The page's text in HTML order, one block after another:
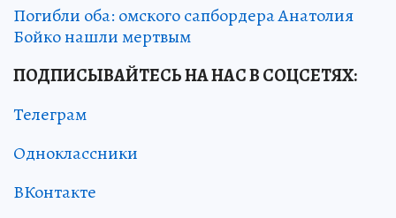
Погибли оба: омского сапбордера Анатолия
Бойко нашли мертвым
ПОДПИСЫВАЙТЕСЬ НА НАС В СОЦСЕТЯХ:
Телеграм
Одноклассники
ВКонтакте